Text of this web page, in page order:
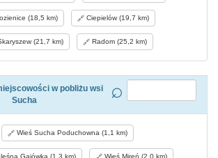
(18,5 km) Ciepielów (19,7 km)
(21,7 km) Radom (25,2 km)
w pobliżu wsi
Sucha
Wieś Sucha Poduchowna (1,1 km)
Gajówka (1,3 km) Wieś Mireń (2,0 km)